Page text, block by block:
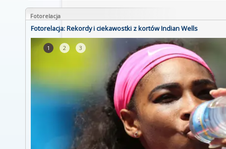
Fotorelacja
Fotorelacja: Rekordy i ciekawostki z kortów Indian Wells
1 2 3